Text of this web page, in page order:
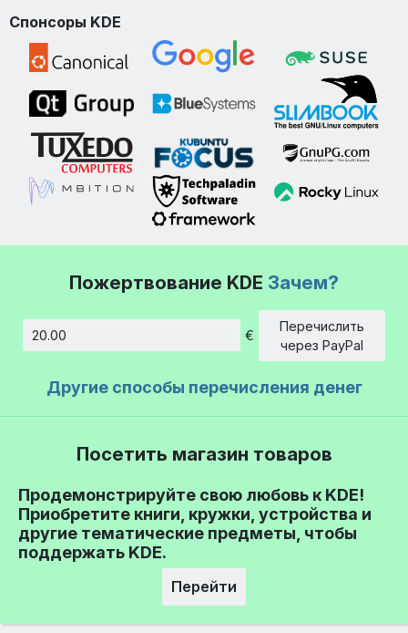
Спонсоры KDE
Пожертвование KDE Зачем?
€
Перечислить
через PayPal
Другие способы перечисления денег
Посетить магазин товаров
Продемонстрируйте свою любовь к KDE!
Приобретите книги, кружки, устройства и
другие тематические предметы, чтобы
поддержать KDE.
Перейти